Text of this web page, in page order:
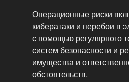
Операционные риски
кибератаки и перебои в
с помощью регулярного
систем безопасности и
имущества и
обстоятельств.